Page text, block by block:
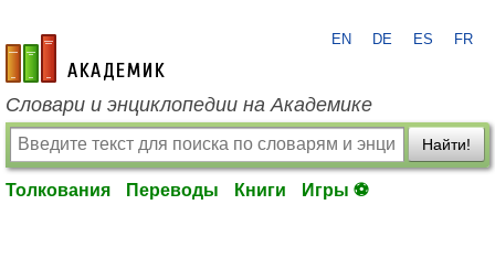
academic.ru
EN DE ES FR
Словари и энциклопедии на Академике
Найти!
Толкования Переводы Книги Игры ⚽